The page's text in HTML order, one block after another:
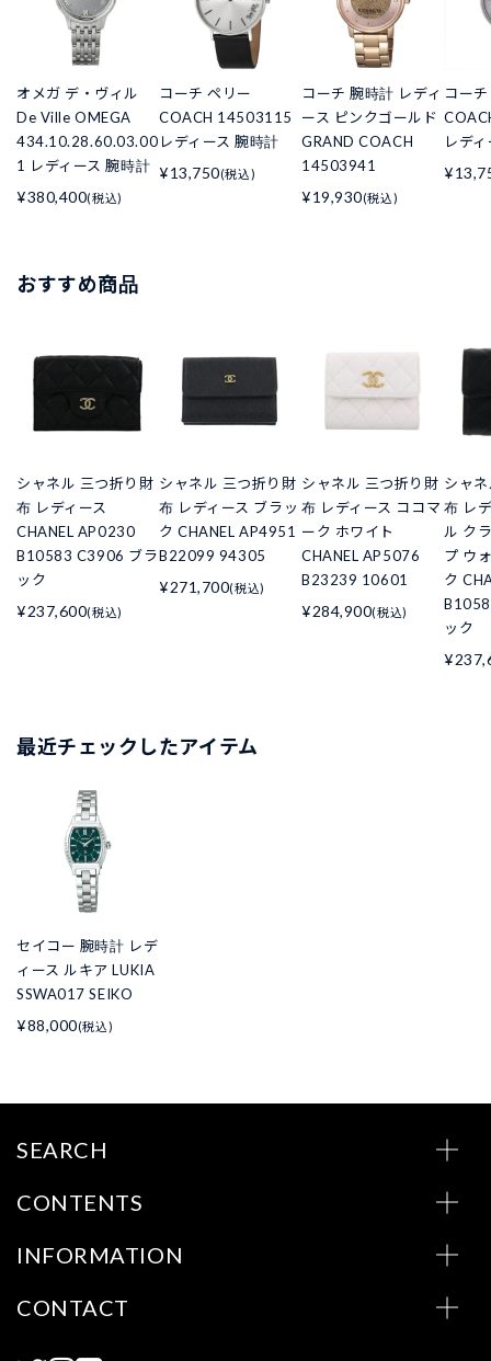
オメガ デ・ヴィル
De Ville OMEGA
434.10.28.60.03.00
1 レディース 腕時計
¥380,400(税込)
コーチ ペリー
COACH 14503115
レディース 腕時計
¥13,750(税込)
コーチ 腕時計 レディ
ース ピンクゴールド
GRAND COACH
14503941
¥19,930(税込)
コー
レデ
おすすめ商品
シャネル 三つ折り財
布 レディース
CHANEL AP0230
B10583 C3906 ブラ
ック
¥237,600(税込)
シャネル 三つ折り財
布 レディース ブラッ
ク CHANEL AP4951
B22099 94305
¥271,700(税込)
シャネル 三つ折り財
布 レディース ココマ
ーク ホワイト
CHANEL AP5076
B23239 10601
¥284,900(税込)
シャ
布 レ
ル ク
プ ウ
ク
ック
最近チェックしたアイテム
セイコー 腕時計 レデ
ィース ルキア LUKIA
SSWA017 SEIKO
¥88,000(税込)
SEARCH
CONTENTS
INFORMATION
CONTACT